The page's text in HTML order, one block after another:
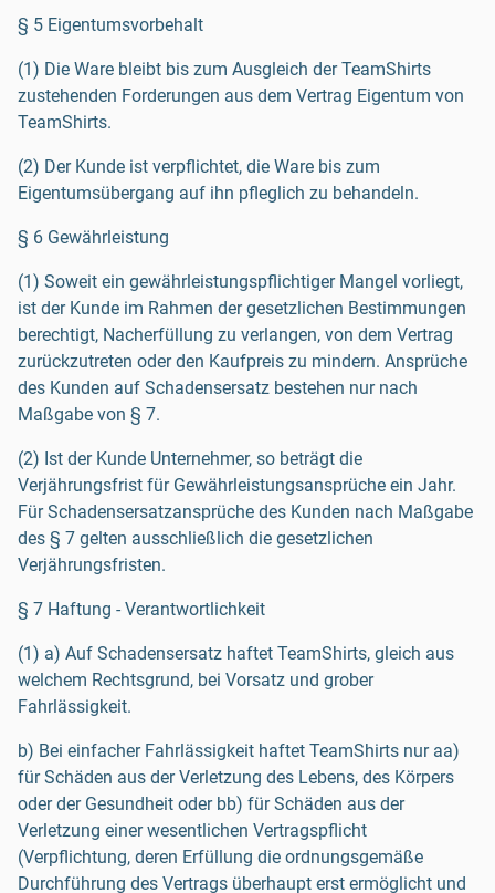
§ 5 Eigentumsvorbehalt
(1) Die Ware bleibt bis zum Ausgleich der TeamShirts
zustehenden Forderungen aus dem Vertrag Eigentum von
TeamShirts.
(2) Der Kunde ist verpflichtet, die Ware bis zum
Eigentumsübergang auf ihn pfleglich zu behandeln.
§ 6 Gewährleistung
(1) Soweit ein gewährleistungspflichtiger Mangel vorliegt,
ist der Kunde im Rahmen der gesetzlichen Bestimmungen
berechtigt, Nacherfüllung zu verlangen, von dem Vertrag
zurückzutreten oder den Kaufpreis zu mindern. Ansprüche
des Kunden auf Schadensersatz bestehen nur nach
Maßgabe von § 7.
(2) Ist der Kunde Unternehmer, so beträgt die
Verjährungsfrist für Gewährleistungsansprüche ein Jahr.
Für Schadensersatzansprüche des Kunden nach Maßgabe
des § 7 gelten ausschließlich die gesetzlichen
Verjährungsfristen.
§ 7 Haftung - Verantwortlichkeit
(1) a) Auf Schadensersatz haftet TeamShirts, gleich aus
welchem Rechtsgrund, bei Vorsatz und grober
Fahrlässigkeit.
b) Bei einfacher Fahrlässigkeit haftet TeamShirts nur aa)
für Schäden aus der Verletzung des Lebens, des Körpers
oder der Gesundheit oder bb) für Schäden aus der
Verletzung einer wesentlichen Vertragspflicht
(Verpflichtung, deren Erfüllung die ordnungsgemäße
Durchführung des Vertrags überhaupt erst ermöglicht und